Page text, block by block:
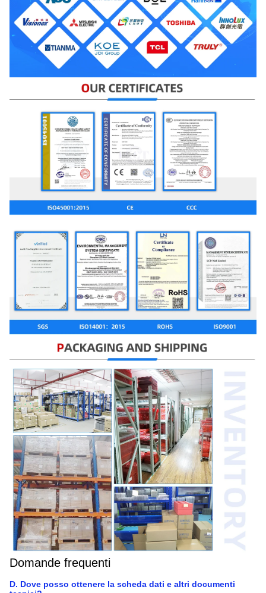
Domande frequenti
D. Dove posso ottenere la scheda dati e altri documenti